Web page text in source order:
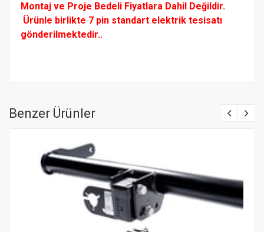
Montaj ve Proje Bedeli Fiyatlara Dahil Değildir.
Ürünle birlikte 7 pin standart elektrik tesisatı
gönderilmektedir..
Benzer Ürünler